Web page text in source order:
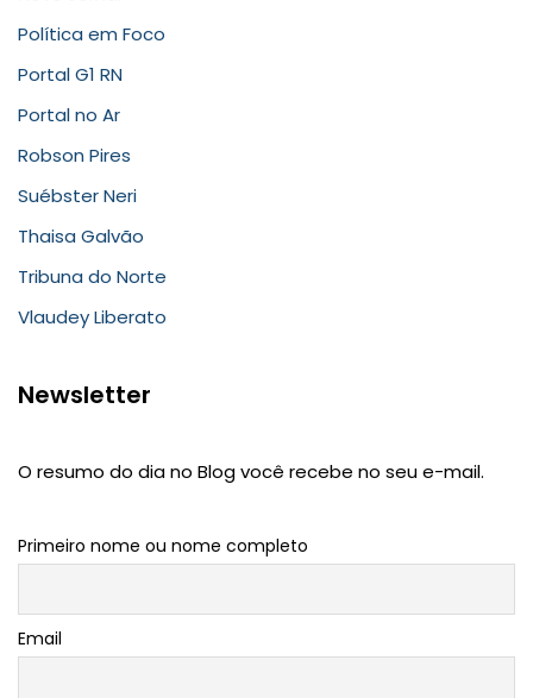
Política em Foco
Portal G1 RN
Portal no Ar
Robson Pires
Suébster Neri
Thaisa Galvão
Tribuna do Norte
Vlaudey Liberato
Newsletter
O resumo do dia no Blog você recebe no seu e-mail.
Primeiro nome ou nome completo
Email